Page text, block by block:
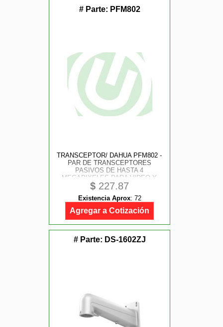
# Parte: PFM802
TRANSCEPTOR/ DAHUA PFM802 -
PAR DE TRANSCEPTORES
PASIVOS DE HASTA 4
MEGAPIXELES PARA VIDEO Y
ENERGIA/ DISTANCIA DE HASTA
150 METROS/ VOLTAJE DE
ENTRADA DE 12-15V DC/
CABLEADO POR RJ-45
$ 227.87
Existencia Aprox: 72
Agregar a Cotización
# Parte: DS-1602ZJ